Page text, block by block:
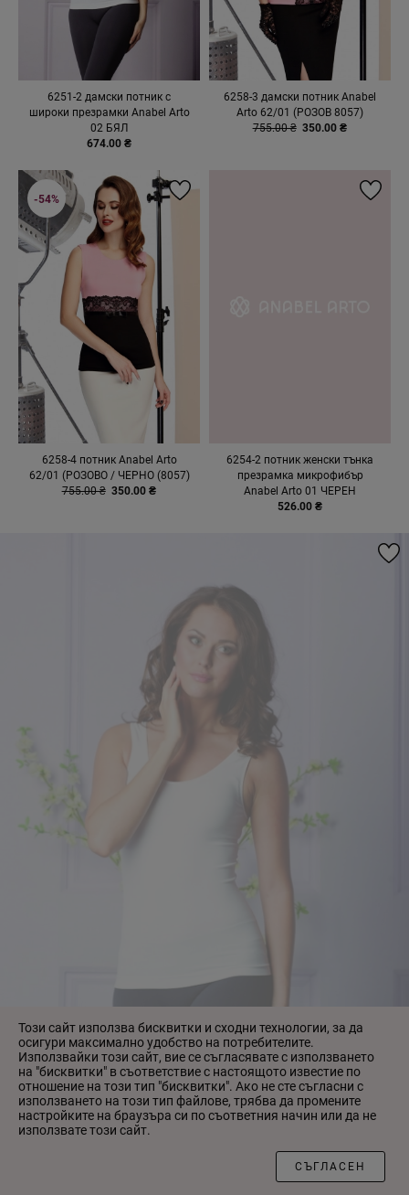
6251-2 дамски потник с
широки презрамки Anabel Arto
02 БЯЛ
674.00 ₴
6258-3 дамски потник Anabel
Arto 62/01 (РОЗОВ 8057)
755.00 ₴ 350.00 ₴
6258-4 потник Anabel Arto
62/01 (РОЗОВО / ЧЕРНО (8057)
755.00 ₴ 350.00 ₴
-54%
6254-2 потник женски тънка
презрамка микрофибър
Anabel Arto 01 ЧЕРЕН
526.00 ₴
Този сайт използва бисквитки и сходни технологии, за да
осигури максимално удобство на потребителите.
Използвайки този сайт, вие се съгласявате с използването
на "бисквитки" в съответствие с настоящото известие по
отношение на този тип "бисквитки". Ако не сте съгласни с
използването на този тип файлове, трябва да промените
настройките на браузъра си по съответния начин или да не
използвате този сайт.
СЪГЛАСЕН